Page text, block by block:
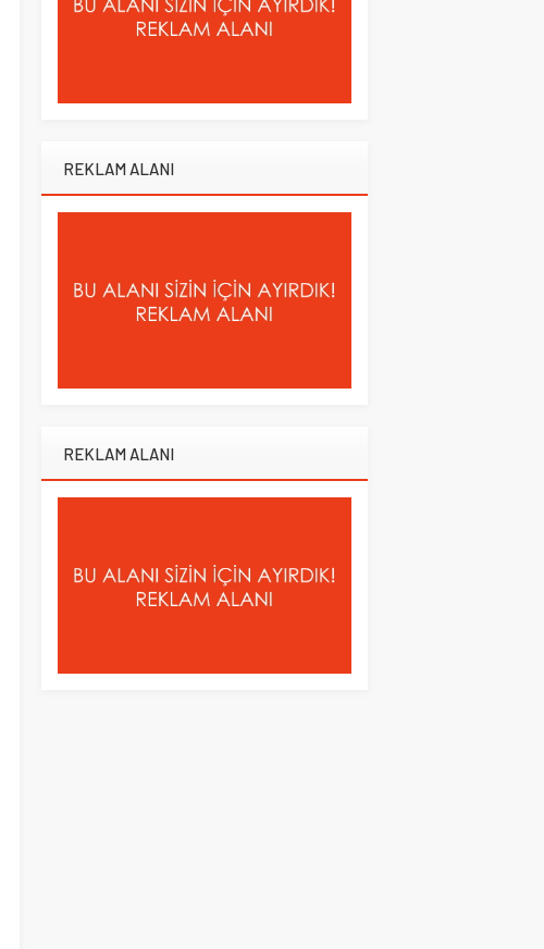
REKLAM ALANI
REKLAM ALANI